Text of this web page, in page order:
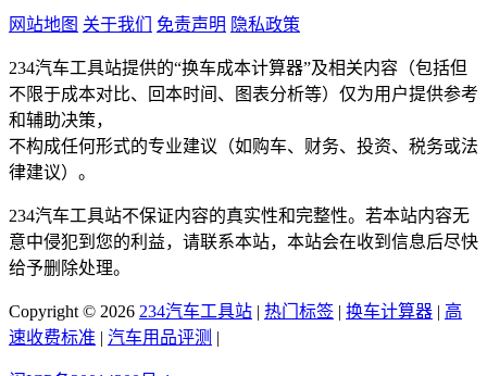
网站地图 关于我们 免责声明 隐私政策
234汽车工具站提供的“换车成本计算器”及相关内容（包括但
不限于成本对比、回本时间、图表分析等）仅为用户提供参考
和辅助决策，
不构成任何形式的专业建议（如购车、财务、投资、税务或法
律建议）。
234汽车工具站不保证内容的真实性和完整性。若本站内容无
意中侵犯到您的利益，请联系本站，本站会在收到信息后尽快
给予删除处理。
Copyright © 2026 234汽车工具站 | 热门标签 | 换车计算器 | 高
速收费标准 | 汽车用品评测 |